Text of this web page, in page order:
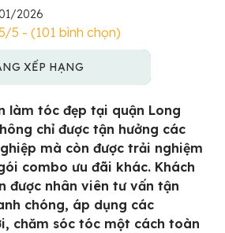
2026
5 - (101 bình chọn)
XẾP HẠNG
làm tóc đẹp tại quận Long
chỉ được tận hưởng các
mà còn được trải nghiệm
combo ưu đãi khác. Khách
được nhân viên tư vấn tận
chóng, áp dụng các
chăm sóc tóc một cách toàn